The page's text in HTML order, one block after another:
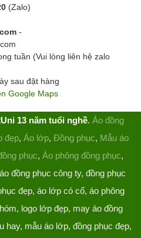
(Zalo)
-
tuần (Vui lòng liên hệ zalo
sau đặt hàng
Google Maps
13 năm tuổi nghề. Áo đồng
đẹp, Áo lớp, Đồng phục, Mẫu áo
phục, Áo phông đồng phục,
đồng phục công ty, đồng phục
đẹp, áo lớp có cổ, áo phông
logo lớp đẹp, may áo đồng
hay, mẫu áo lớp, đồng phục đẹp,